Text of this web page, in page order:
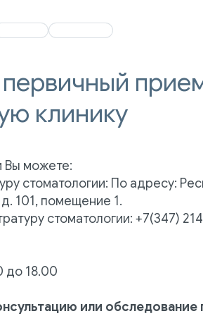
Контакты
Контакты
клинику
Вы можете:
стоматологии: По адресу:
101, помещение 1.
стоматологии: +7(347)
до 18.00
или обследование